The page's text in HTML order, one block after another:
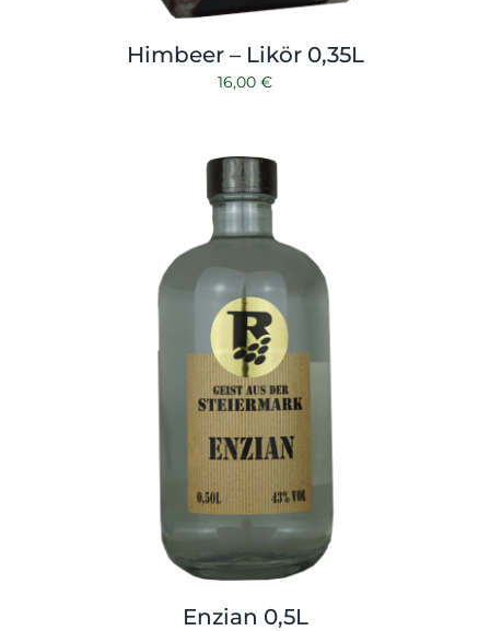
Himbeer – Likör 0,35L
16,00 €
Enzian 0,5L